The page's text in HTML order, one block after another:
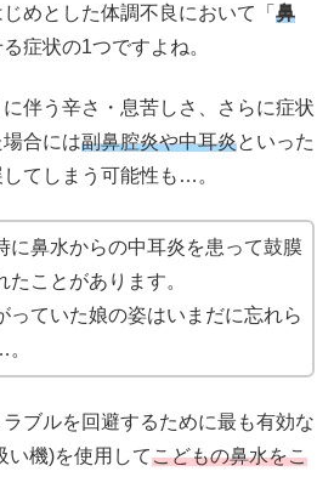
めとした体調不良において「 鼻
症状の1つですよね。
伴う辛さ・息苦しさ、さらに症状
合には副鼻腔炎や中耳炎といった
てしまう可能性も…。
に鼻水からの中耳炎を患って鼓膜
たことがあります。
っていた娘の姿はいまだに忘れら
ブルを回避するために最も有効な
い機)を使用してこどもの鼻水をこ